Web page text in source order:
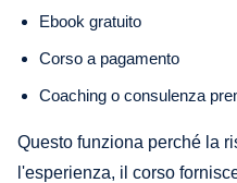
Ebook gratuito
Corso a pagamento
Coaching o consulenza
Questo funziona perché la
l'esperienza, il corso